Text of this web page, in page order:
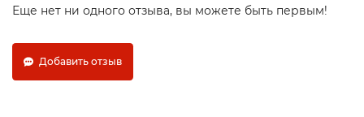
Еще нет ни одного отзыва, вы можете быть первым!
Добавить отзыв